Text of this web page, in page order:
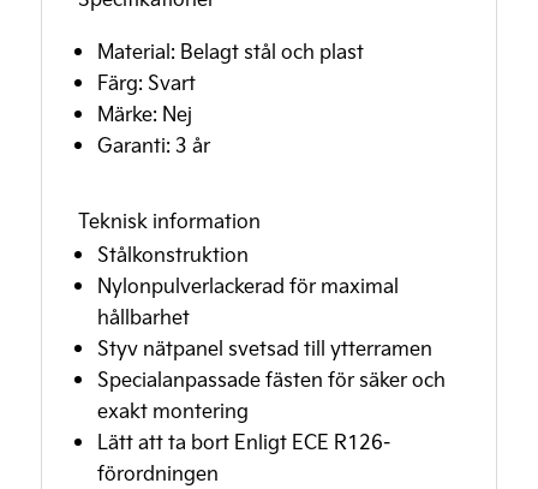
Material: Belagt stål och plast
Färg: Svart
Märke: Nej
Garanti: 3 år
Teknisk information
Stålkonstruktion
Nylonpulverlackerad för maximal
hållbarhet
Styv nätpanel svetsad till ytterramen
Specialanpassade fästen för säker och
exakt montering
Lätt att ta bort Enligt ECE R126-
förordningen